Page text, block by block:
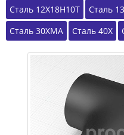
Сталь 12Х18Н10Т Сталь
Сталь 30ХМА
Сталь 40Х